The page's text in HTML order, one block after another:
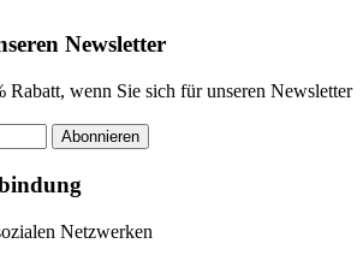
Newsletter
Rabatt, wenn Sie sich für unseren Newsletter
Abonnieren
Netzwerken